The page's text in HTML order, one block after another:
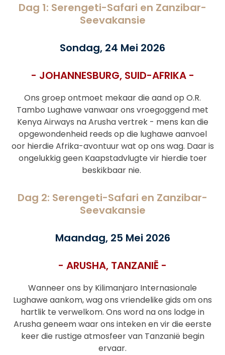
Dag 1: Serengeti-Safari en Zanzibar-
Seevakansie
Sondag, 24 Mei 2026
- JOHANNESBURG, SUID-AFRIKA -
Ons groep ontmoet mekaar die aand op O.R.
Tambo Lughawe vanwaar ons vroegoggend met
Kenya Airways naArusha vertrek - mens kan die
opgewondenheid reeds op die lughawe aanvoel
oor hierdie Afrika-avontuur wat op ons wag. Daar is
ongelukkig geen Kaapstadvlugte vir hierdie toer
beskikbaar nie.
Dag 2: Serengeti-Safari en Zanzibar-
Seevakansie
Maandag, 25 Mei 2026
- ARUSHA, TANZANIË -
Wanneer ons by Kilimanjaro Internasionale
Lughawe aankom, wag ons vriendelike gids om ons
hartlik te verwelkom. Ons word na ons lodge in
Arusha geneem waar ons inteken en vir die eerste
keer die rustige atmosfeer van Tanzanië begin
ervaar.